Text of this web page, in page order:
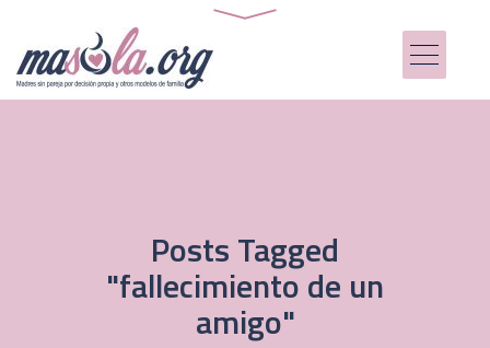
Posts Tagged
"fallecimiento de un
amigo"